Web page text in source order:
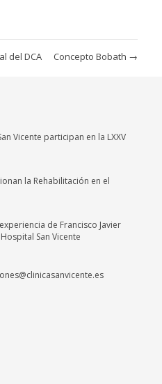
del DCA Concepto Bobath →
Vicente participan en la LXXV
la Rehabilitación en el
de Francisco Javier
San Vicente